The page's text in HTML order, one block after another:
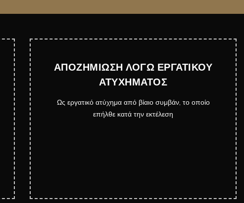
ΑΠΟΖΗΜΙΩΣΗ ΛΟΓΩ ΕΡΓΑΤΙΚΟΥ
ΑΤΥΧΗΜΑΤΟΣ
Ως εργατικό ατύχημα από βίαιο συμβάν, το οποίο
επήλθε κατά την εκτέλεση